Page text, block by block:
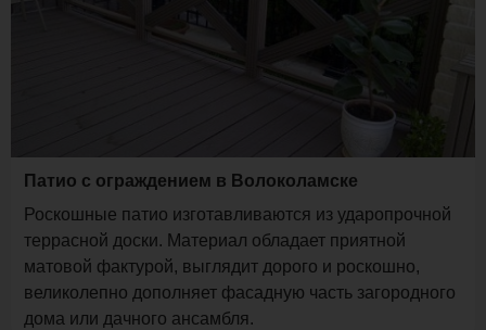
Патио с ограждением в Волоколамске
Роскошные патио изготавливаются из ударопрочной
террасной доски. Материал обладает приятной
матовой фактурой, выглядит дорого и роскошно,
великолепно дополняет фасадную часть загородного
дома или дачного ансамбля.